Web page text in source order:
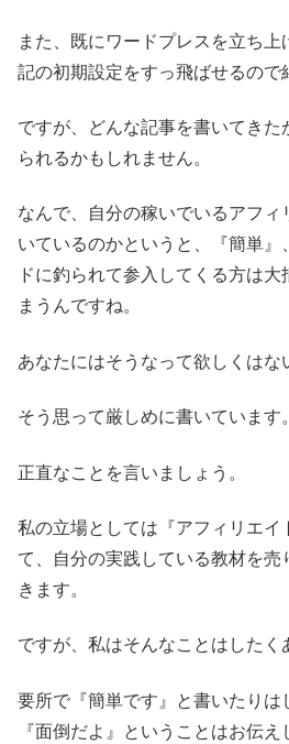
また、既にワードプレスを立ち上
記の初期設定をすっ飛ばせるので
ですが、どんな記事を書いてきた
られるかもしれません。
なんで、自分の稼いでいるアフ
いているのかというと、『簡単』
ドに釣られて参入してくる方は
まうんですね。
あなたにはそうなって欲しくはな
そう思って厳しめに書いています。
正直なことを言いましょう。
私の立場としては『アフィリエイ
て、自分の実践している教材を
きます。
ですが、私はそんなことはしたく
要所で『簡単です』と書いたりは
『面倒だよ』ということはお伝え